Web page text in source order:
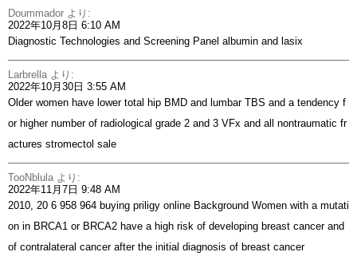
Doummador より:
2022年10月8日 6:10 AM
Diagnostic Technologies and Screening Panel albumin and lasix
Larbrella より:
2022年10月30日 3:55 AM
Older women have lower total hip BMD and lumbar TBS and a tendency f
or higher number of radiological grade 2 and 3 VFx and all nontraumatic fr
actures stromectol sale
TooNblula より:
2022年11月7日 9:48 AM
2010, 20 6 958 964 buying priligy online Background Women with a mutati
on in BRCA1 or BRCA2 have a high risk of developing breast cancer and
of contralateral cancer after the initial diagnosis of breast cancer